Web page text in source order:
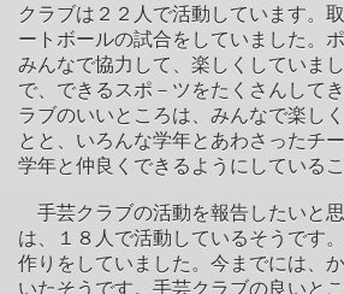
クラブは２２人で活動しています。
ートボールの試合をしていました。
みんなで協力して、楽しくしていま
で、できるスポ－ツをたくさんして
ラブのいいところは、みんなで楽し
とと、いろんな学年とあわさったチ
学年と仲良くできるようにしている
手芸クラブの活動を報告したいと
は、１８人で活動しているそうです
作りをしていました。今までには、
いたそうです。手芸クラブの良いと